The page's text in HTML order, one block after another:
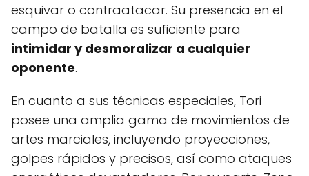
esquivar o contraatacar. Su presencia en el
campo de batalla es suficiente para
intimidar y desmoralizar a cualquier
oponente.
En cuanto a sus técnicas especiales, Tori
posee una amplia gama de movimientos de
artes marciales, incluyendo proyecciones,
golpes rápidos y precisos, así como ataques